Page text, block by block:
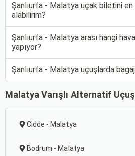
Şanlıurfa - Malatya uçak biletini en
alabilirim?
Şanlıurfa - Malatya arası hangi
yapıyor?
Şanlıurfa - Malatya uçuşlarda
Malatya Varışlı Alternatif
Cidde - Malatya
Bodrum - Malatya